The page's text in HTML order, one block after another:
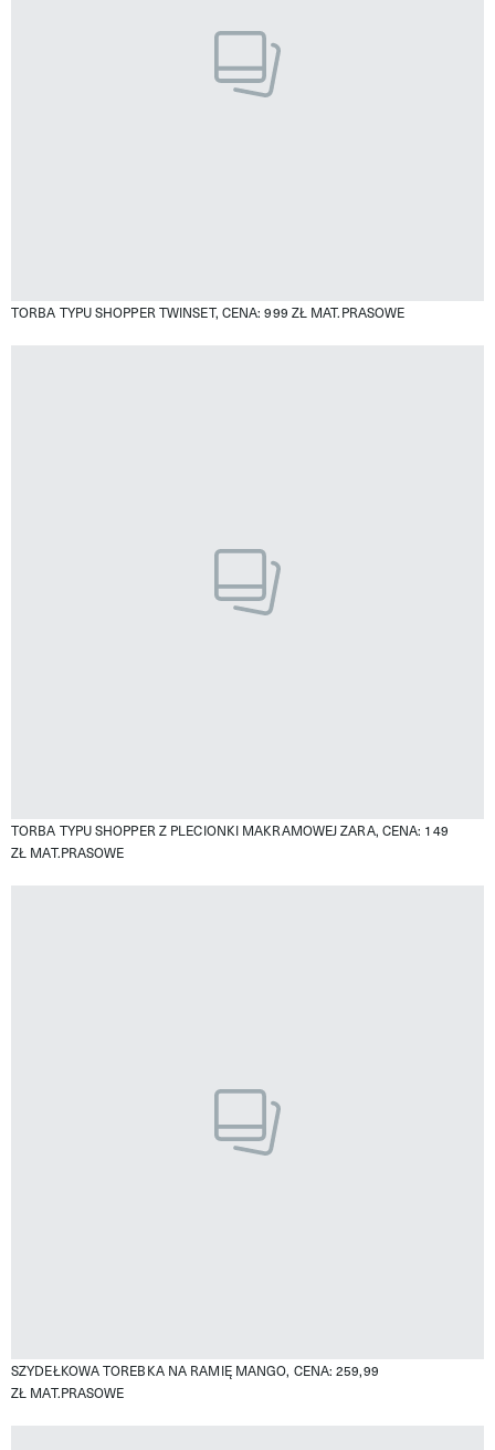
TORBA TYPU SHOPPER TWINSET, CENA: 999 ZŁ MAT.PRASOWE
TORBA TYPU SHOPPER Z PLECIONKI MAKRAMOWEJ ZARA, CENA: 149
ZŁ MAT.PRASOWE
SZYDEŁKOWA TOREBKA NA RAMIĘ MANGO, CENA: 259,99
ZŁ MAT.PRASOWE